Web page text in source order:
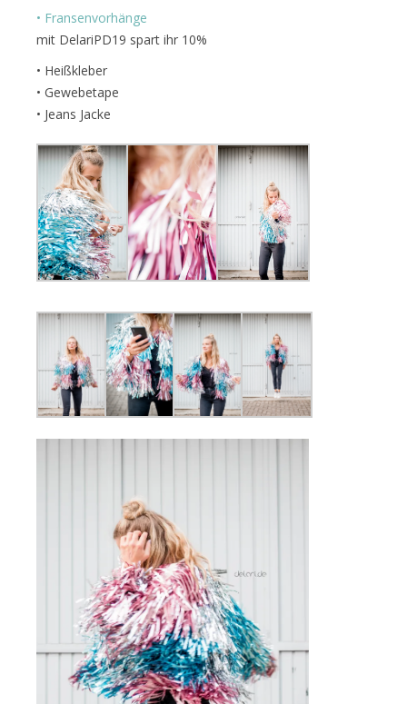
• Fransenvorhänge
mit DelariPD19 spart ihr 10%
• Heißkleber
• Gewebetape
• Jeans Jacke